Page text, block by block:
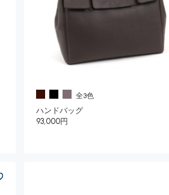
全3色
ハンドバッグ
93,000円